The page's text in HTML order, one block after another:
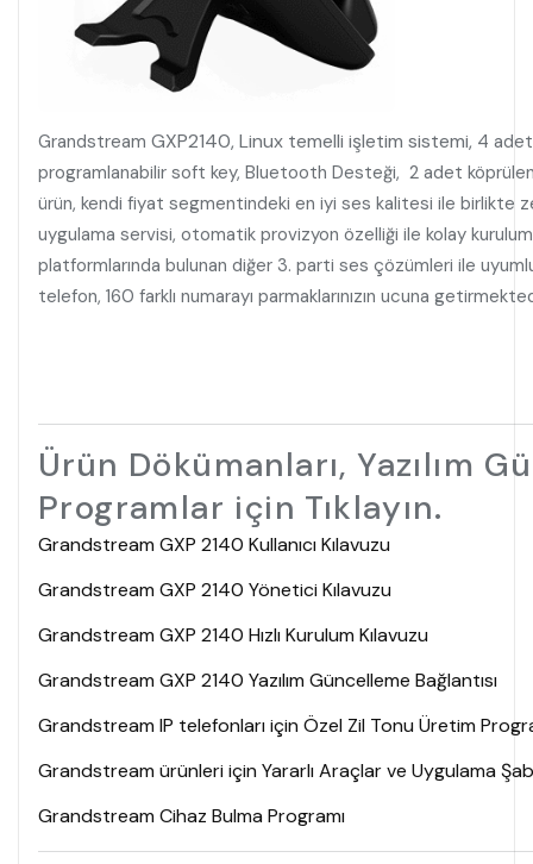
Grandstream GXP2140, Linux temelli işletim sistemi, 4 adet
programlanabilir soft key, Bluetooth Desteği, 2 adet
ürün, kendi fiyat segmentindeki en iyi ses kalitesi ile birlikte
uygulama servisi, otomatik provizyon özelliği ile kolay
platformlarında bulunan diğer 3. parti ses çözümleri ile
telefon, 160 farklı numarayı
Ürün Dökümanları, Yazılım
Programlar için Tıklayın.
Grandstream GXP 2140 Kullanıcı Kılavuzu
Grandstream GXP 2140 Yönetici Kılavuzu
Grandstream GXP 2140 Hızlı Kurulum Kılavuzu
Grandstream GXP 2140 Yazılım Güncelleme Bağlantısı
Grandstream IP telefonları için Özel Zil Tonu Üretim
Grandstream ürünleri için Yararlı Araçlar ve Uygulama
Grandstream Cihaz Bulma Programı